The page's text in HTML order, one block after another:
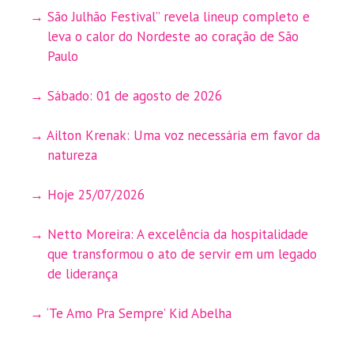
São Julhão Festival” revela lineup completo e
leva o calor do Nordeste ao coração de São
Paulo
Sábado: 01 de agosto de 2026
Ailton Krenak: Uma voz necessária em favor da
natureza
Hoje 25/07/2026
Netto Moreira: A excelência da hospitalidade
que transformou o ato de servir em um legado
de liderança
‘Te Amo Pra Sempre’ Kid Abelha